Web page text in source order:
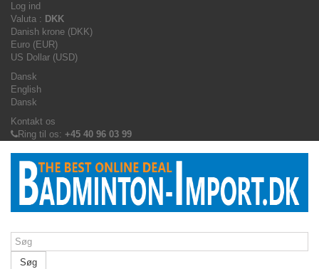
Log ind
Valuta : DKK
Danish krone (DKK)
Euro (EUR)
US Dollar (USD)
Dansk
English
Dansk
Kontakt os
Ring til os: +45 40 96 03 99
Søg